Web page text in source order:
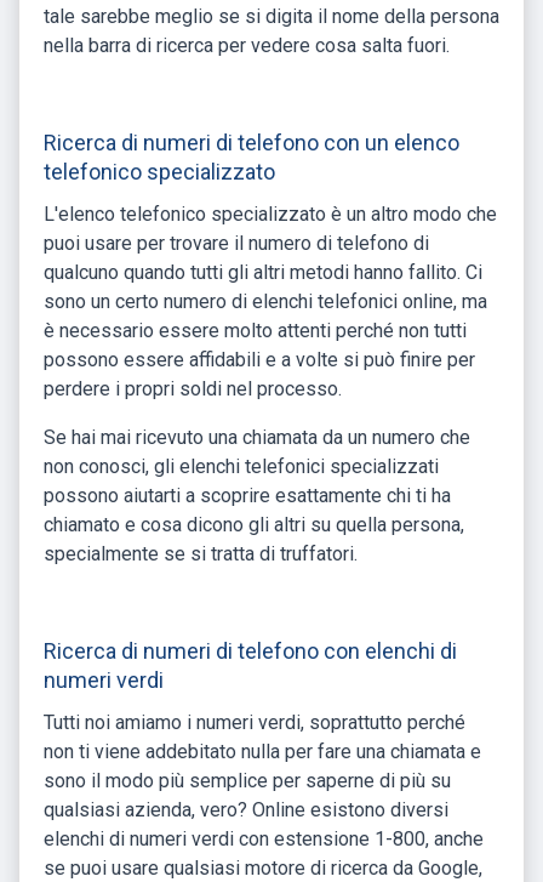
tale sarebbe meglio se si digita il nome della persona
nella barra di ricerca per vedere cosa salta fuori.
Ricerca di numeri di telefono con un elenco
telefonico specializzato
L'elenco telefonico specializzato è un altro modo che
puoi usare per trovare il numero di telefono di
qualcuno quando tutti gli altri metodi hanno fallito. Ci
sono un certo numero di elenchi telefonici online, ma
è necessario essere molto attenti perché non tutti
possono essere affidabili e a volte si può finire per
perdere i propri soldi nel processo.
Se hai mai ricevuto una chiamata da un numero che
non conosci, gli elenchi telefonici specializzati
possono aiutarti a scoprire esattamente chi ti ha
chiamato e cosa dicono gli altri su quella persona,
specialmente se si tratta di truffatori.
Ricerca di numeri di telefono con elenchi di
numeri verdi
Tutti noi amiamo i numeri verdi, soprattutto perché
non ti viene addebitato nulla per fare una chiamata e
sono il modo più semplice per saperne di più su
qualsiasi azienda, vero? Online esistono diversi
elenchi di numeri verdi con estensione 1-800, anche
se puoi usare qualsiasi motore di ricerca da Google,